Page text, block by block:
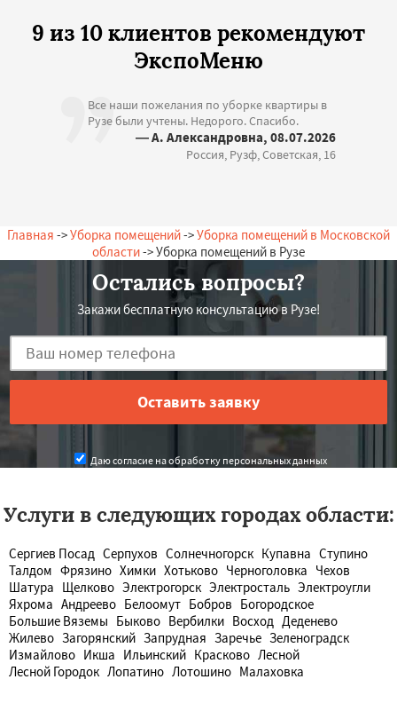
9 из 10 клиентов рекомендуют
ЭкспоМеню
Все наши пожелания по уборке квартиры в
Рузе были учтены. Недорого. Спасибо.
— А. Александровна, 08.07.2026
Россия, Рузф, Советская, 16
Главная ->Уборка помещений->Уборка помещений в Московской
области-> Уборка помещений в Рузе
Остались вопросы?
Закажи бесплатную консультацию в Рузе!
Даю согласие на обработку персональных данных
Услуги в следующих городах области:
Сергиев Посад Серпухов Солнечногорск Купавна Ступино
Талдом Фрязино Химки Хотьково Черноголовка Чехов
Шатура Щелково Электрогорск Электросталь Электроугли
Яхрома Андреево Белоомут Бобров Богородское
Большие Вяземы Быково Вербилки Восход Деденево
Жилево Загорянский Запрудная Заречье Зеленоградск
Измайлово Икша Ильинский Красково Лесной
Лесной Городок Лопатино Лотошино Малаховка